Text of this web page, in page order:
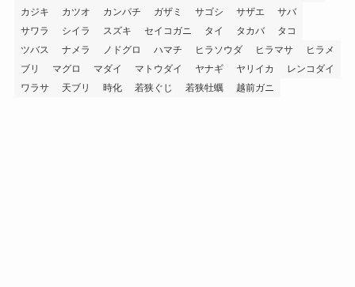
カジキ カツオ カンパチ ガザミ サゴシ サザエ
サバ
サワラ
シイラ スズキ セイコガニ タイ タカバ
タコ
ツバス
ナメラ ノドグロ ハマチ ヒラソウダ ヒラマサ
ヒラメ
ブリ
マグロ マダイ マトウダイ ヤナギ ヤリイカ
レンコダイ
ワラサ
天ブリ 時化 若狭ぐじ 若狭牡蠣 越前ガニ